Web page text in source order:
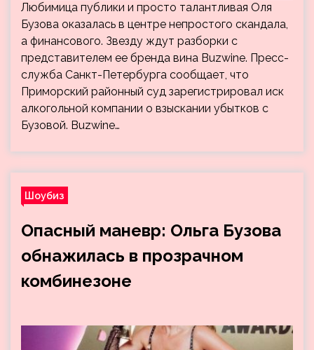
Любимица публики и просто талантливая Оля
Бузова оказалась в центре непростого скандала,
а финансового. Звезду ждут разборки с
представителем ее бренда вина Buzwine. Пресс-
служба Санкт-Петербурга сообщает, что
Приморский районный суд зарегистрировал иск
алкогольной компании о взыскании убытков с
Бузовой. Buzwine…
Шоубиз
Опасный маневр: Ольга Бузова
обнажилась в прозрачном
комбинезоне